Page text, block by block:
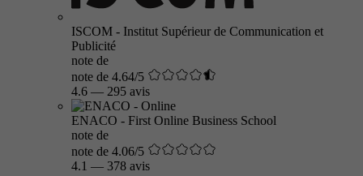
ISCOM - Institut Supérieur de Communication et
Publicité
note de
note de 4.64/5
4.6 — 295 avis
ENACO - First Online Business School
note de
note de 4.06/5
4.1 — 378 avis